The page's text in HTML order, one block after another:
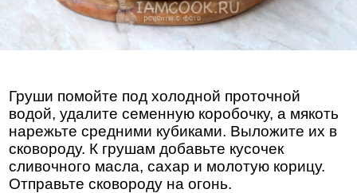
Груши помойте под холодной проточной
водой, удалите семенную коробочку, а мякоть
нарежьте средними кубиками. Выложите их в
сковороду. К грушам добавьте кусочек
сливочного масла, сахар и молотую корицу.
Отправьте сковороду на огонь.